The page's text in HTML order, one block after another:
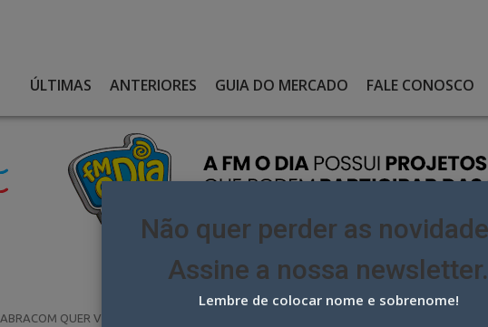
ÚLTIMAS ANTERIORES GUIA DO MERCADO FALE CONOSCO
ABRACOM QUER VER CONCORRÊNCIAS MAIS JUSTAS NA ÁREA CORPORATIVA
Não quer perder as
Assine a nossa newsletter.
Lembre de colocar nome e sobrenome!